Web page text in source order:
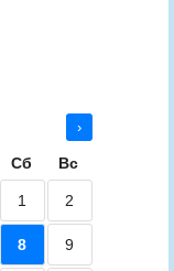
›
Сб Вс
1 2
8 9